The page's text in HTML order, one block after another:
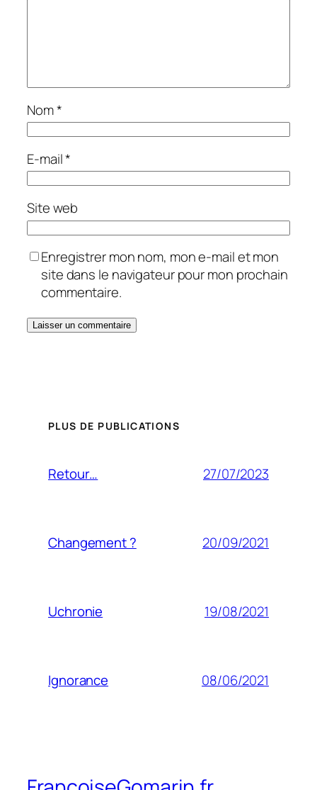
Nom*
E-mail*
Site web
Enregistrer mon nom, mon e-mail et mon
site dans le navigateur pour mon prochain
commentaire.
PLUS DE PUBLICATIONS
Retour… 27/07/2023
Changement ? 20/09/2021
Uchronie 19/08/2021
Ignorance 08/06/2021